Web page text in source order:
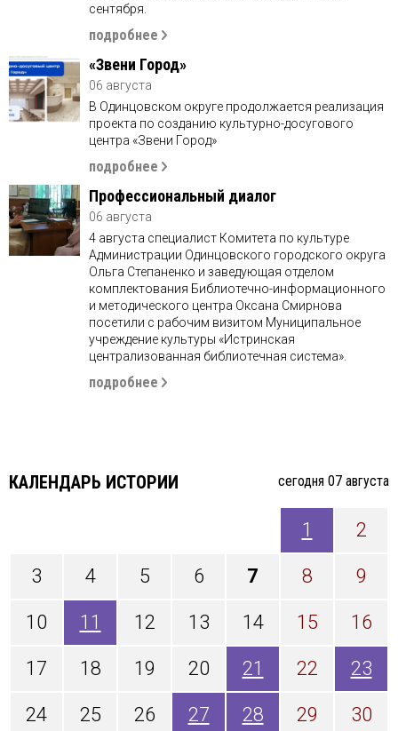
сентября.
подробнее
«Звени Город»
06 августа
В Одинцовском округе продолжается реализация
проекта по созданию культурно-досугового
центра «Звени Город»
подробнее
Профессиональный диалог
06 августа
4 августа специалист Комитета по культуре
Администрации Одинцовского городского округа
Ольга Степаненко и заведующая отделом
комплектования Библиотечно-информационного
и методического центра Оксана Смирнова
посетили с рабочим визитом Муниципальное
учреждение культуры «Истринская
централизованная библиотечная система».
подробнее
КАЛЕНДАРЬ ИСТОРИИ cегодня 07 августа
1 2
3 4 5 6 7 8 9
10 11 12 13 14 15 16
17 18 19 20 21 22 23
24 25 26 27 28 29 30